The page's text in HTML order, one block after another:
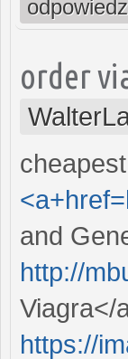
odpowiedz
order
and
http://
Viagra</
https://